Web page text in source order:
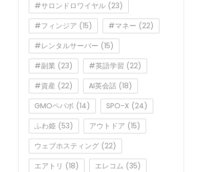
#サロンドロワイヤル (23)
#フィンジア (15) #マネー (22)
#レンタルサーバー (15)
#副業 (23) #英語学習 (22)
#資産 (22) AI英会話 (18)
GMOペパボ (14) SPO-X (24)
ふわ姫 (53) アウトドア (15)
ウェブホスティング (22)
エアトリ (18) エレコム (35)